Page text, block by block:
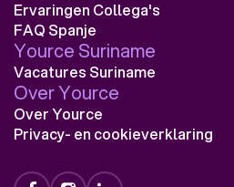
Ervaringen Collega's
FAQ Spanje
Yource Suriname
Vacatures Suriname
Over Yource
Over Yource
Privacy- en cookieverklaring